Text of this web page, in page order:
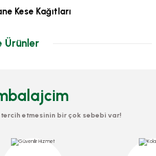
Kese Kağıtları
Ürünler
etmesinin bir çok sebebi var!